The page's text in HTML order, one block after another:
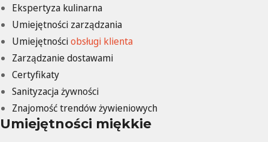
Ekspertyza kulinarna
Umiejętności zarządzania
Umiejętnościobsługi klienta
Zarządzanie dostawami
Certyfikaty
Sanityzacja żywności
Znajomość trendów żywieniowych
Umiejętności miękkie